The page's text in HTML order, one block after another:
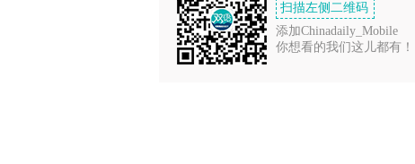
扫描左侧二维码
添加Chinadaily_Mobile
你想看的我们这儿都有！